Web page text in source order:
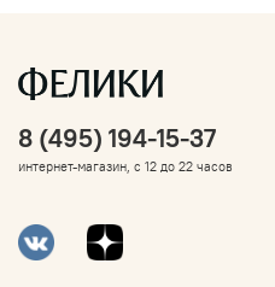
8 (495) 194-15-37
интернет-магазин, с 12 до 22 часов